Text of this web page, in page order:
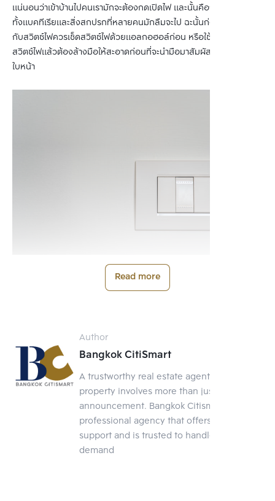
แน่นอนว่าเข้าบ้านไปคนเรามักจะต้องกดเปิดไฟ และนั้นคือจุดเพาะเชื้อโรค
ทั้งแบคทีเรียและสิ่งสกปรกที่หลายคนมักลืมจะไป ฉะนั้นก่อนที่จะสัมผัส
กับสวิตซ์ไฟควรเช็ดสวิตซ์ไฟด้วยแอลกอฮอล์ก่อน หรือใช้มือสัมผัสกับ
สวิตซ์ไฟแล้วต้องล้างมือให้สะอาดก่อนที่จะนำมือมาสัมผัสกับบริเวณ
ใบหน้า
ใช้มือเปิดก๊อกน้ำก่อน และนั้นคือที่มาของสิ่งสกปรกที่ติดอยู่ที่ก๊อกน้ำ
ฉะนั้นควรหมั่นเช็ดก๊อกน้ำด้วยน้ำร้อนหรือน้ำสบู่แล้วล้างออก ก่อนที่จะ
ปิดก๊อกน้ำทุกครั้ง
Read more
Author
Bangkok CitiSmart
A trustworthy real estate agent Selling a
property involves more than just posting an
announcement. Bangkok Citismart is a
professional agency that offers full-service
support and is trusted to handle your
demand